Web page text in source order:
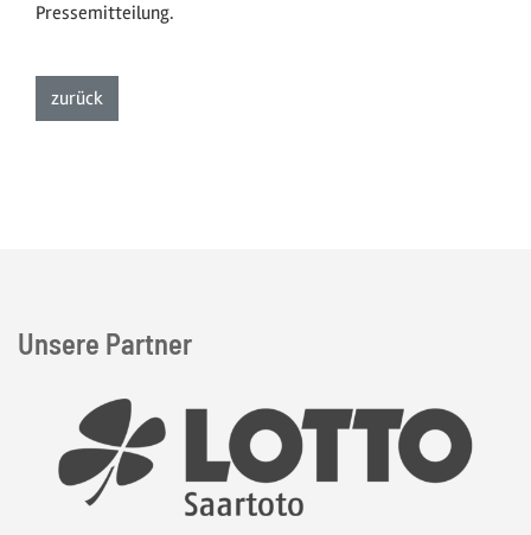
Pressemitteilung.
zurückzur Listenansicht
Unsere Partner